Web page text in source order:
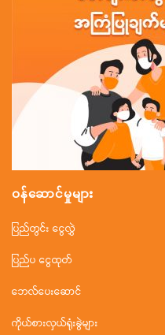
ဝန်ဆောင်မှုများ
ပြည်တွင်း ငွေလွှဲ
ပြည်ပ ငွေထုတ်
ဘေလ်ပေးဆောင်
ကိုယ်စားလှယ်ရုံးခွဲများ